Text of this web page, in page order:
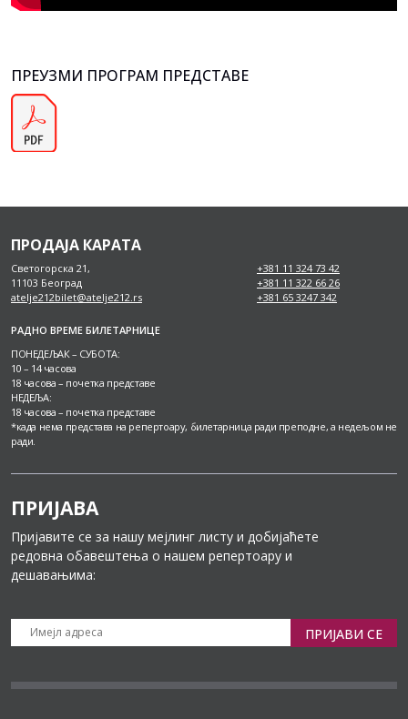
ПРЕУЗМИ ПРОГРАМ ПРЕДСТАВЕ
ПРОДАЈА КАРАТА
Светогорска 21,
11103 Београд
atelje212bilet@atelje212.rs
+381 11 324 73 42
+381 11 322 66 26
+381 65 3247 342
РАДНО ВРЕМЕ БИЛЕТАРНИЦЕ
ПОНЕДЕЉАК – СУБОТА:
10 – 14 часова
18 часова – почетка представе
НЕДЕЉА:
18 часова – почетка представе
*када нема представа на репертоару, билетарница ради преподне, а недељом не
ради.
ПРИЈАВА
Пријавите се за нашу мејлинг листу и добијаћете
редовна обавештења о нашем репертоару и
дешавањима:
ПРИЈАВИ СЕ